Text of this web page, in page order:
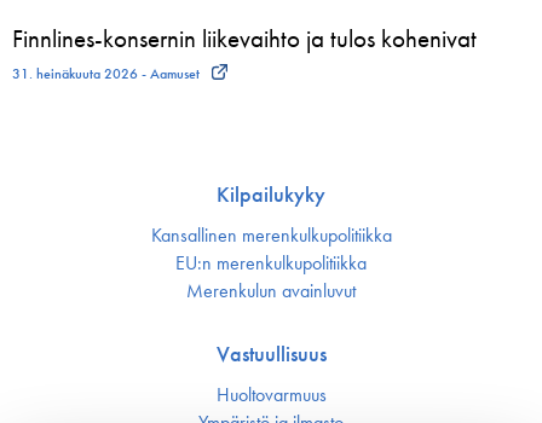
Finnlines-konsernin liikevaihto ja tulos kohenivat
31. heinäkuuta 2026 - Aamuset
Kilpailukyky
Kansallinen merenkulku­politiikka
EU:n merenkulku­politiikka
Merenkulun avainluvut
Vastuullisuus
Huoltovarmuus